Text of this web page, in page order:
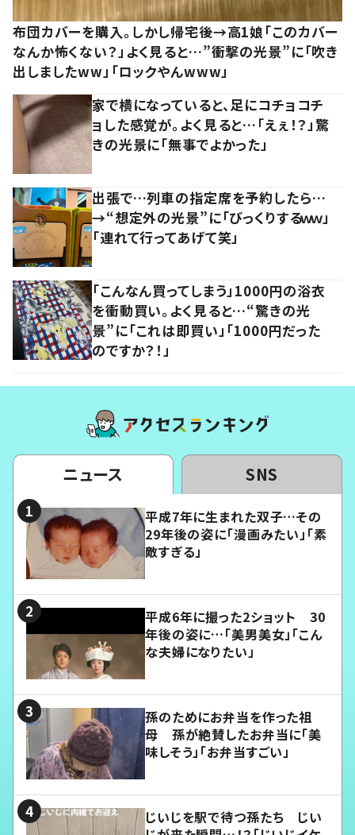
布団カバーを購入。しかし帰宅後→高1娘「このカバー
なんか怖くない？」よく見ると…”衝撃の光景”に「吹き
出しましたww」「ロックやんwww」
家で横になっていると、足にコチョコチ
ョした感覚が。よく見ると…「えぇ！？」驚
きの光景に「無事でよかった」
出張で…列車の指定席を予約したら…
→“想定外の光景”に「びっくりするｗｗ」
「連れて行ってあげて笑」
「こんなん買ってしまう」1000円の浴衣
を衝動買い。よく見ると…“驚きの光
景”に「これは即買い」「1000円だった
のですか？！」
ニュース SNS
平成7年に生まれた双子…その
29年後の姿に「漫画みたい」「素
敵すぎる」
平成6年に撮った2ショット 30
年後の姿に…「美男美女」「こん
な夫婦になりたい」
孫のためにお弁当を作った祖
母 孫が絶賛したお弁当に「美
味しそう」「お弁当すごい」
じいじを駅で待つ孫たち じい